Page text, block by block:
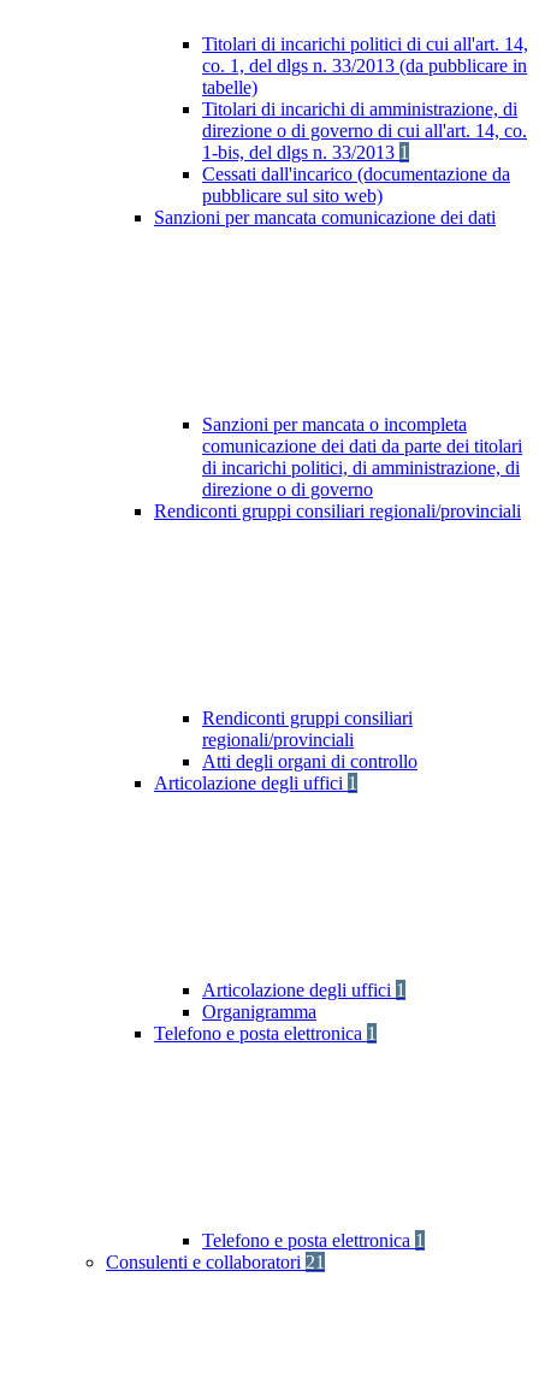
Titolari di incarichi politici di cui all'art. 14,
co. 1, del dlgs n. 33/2013 (da pubblicare in
tabelle)
Titolari di incarichi di amministrazione, di
direzione o di governo di cui all'art. 14, co.
1-bis, del dlgs n. 33/2013 1
Cessati dall'incarico (documentazione da
pubblicare sul sito web)
Sanzioni per mancata comunicazione dei dati
Sanzioni per mancata o incompleta
comunicazione dei dati da parte dei titolari
di incarichi politici, di amministrazione, di
direzione o di governo
Rendiconti gruppi consiliari regionali/provinciali
Rendiconti gruppi consiliari
regionali/provinciali
Atti degli organi di controllo
Articolazione degli uffici 1
Articolazione degli uffici 1
Organigramma
Telefono e posta elettronica 1
Telefono e posta elettronica 1
Consulenti e collaboratori 21